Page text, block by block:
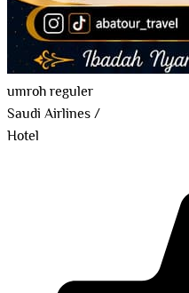
umroh reguler
Saudi Airlines/
Hotel